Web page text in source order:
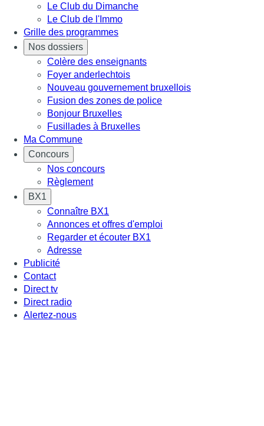
Le Club du Dimanche
Le Club de l'Immo
Grille des programmes
Nos dossiers
Colère des enseignants
Foyer anderlechtois
Nouveau gouvernement bruxellois
Fusion des zones de police
Bonjour Bruxelles
Fusillades à Bruxelles
Ma Commune
Concours
Nos concours
Règlement
BX1
Connaître BX1
Annonces et offres d'emploi
Regarder et écouter BX1
Adresse
Publicité
Contact
Direct tv
Direct radio
Alertez-nous